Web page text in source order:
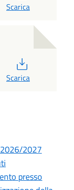
Scarica
Scarica
2027
presso